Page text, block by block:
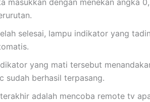
masukkan dengan menekan angka
selesai, lampu indikator yang
yang mati tersebut
sudah berhasil terpasang.
adalah mencoba remote tv